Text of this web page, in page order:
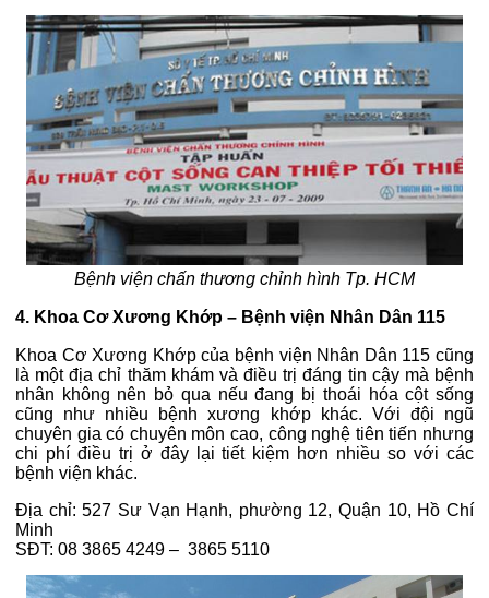
Bệnh viện chấn thương chỉnh hình Tp. HCM
4. Khoa Cơ Xương Khớp – Bệnh viện Nhân Dân 115
Khoa Cơ Xương Khớp của bệnh viện Nhân Dân 115 cũng
là một địa chỉ thăm khám và điều trị đáng tin cậy mà bệnh
nhân không nên bỏ qua nếu đang bị thoái hóa cột sống
cũng như nhiều bệnh xương khớp khác. Với đội ngũ
chuyên gia có chuyên môn cao, công nghệ tiên tiến nhưng
chi phí điều trị ở đây lại tiết kiệm hơn nhiều so với các
bệnh viện khác.
Địa chỉ: 527 Sư Vạn Hạnh, phường 12, Quận 10, Hồ Chí
Minh
SĐT: 08 3865 4249 – 3865 5110